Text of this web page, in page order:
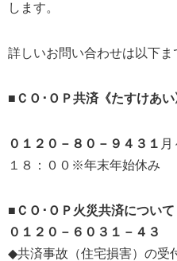
します。
詳しいお問い合わせは以下ま
■ＣＯ･ＯＰ共済《たすけあ
０１２０－８０－９４３１
１８：００※年末年始休み
■ＣＯ･ＯＰ火災共済について
０１２０－６０３１－４３
◆共済事故（住宅損害）の